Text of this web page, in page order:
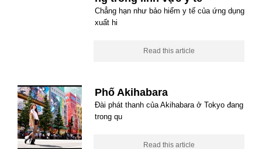
Chẳng hạn như bảo hiểm y tế của ứng dụng
xuất hi
Read this article
Phố Akihabara
Đài phát thanh của Akihabara ở Tokyo đang
trong qu
Read this article